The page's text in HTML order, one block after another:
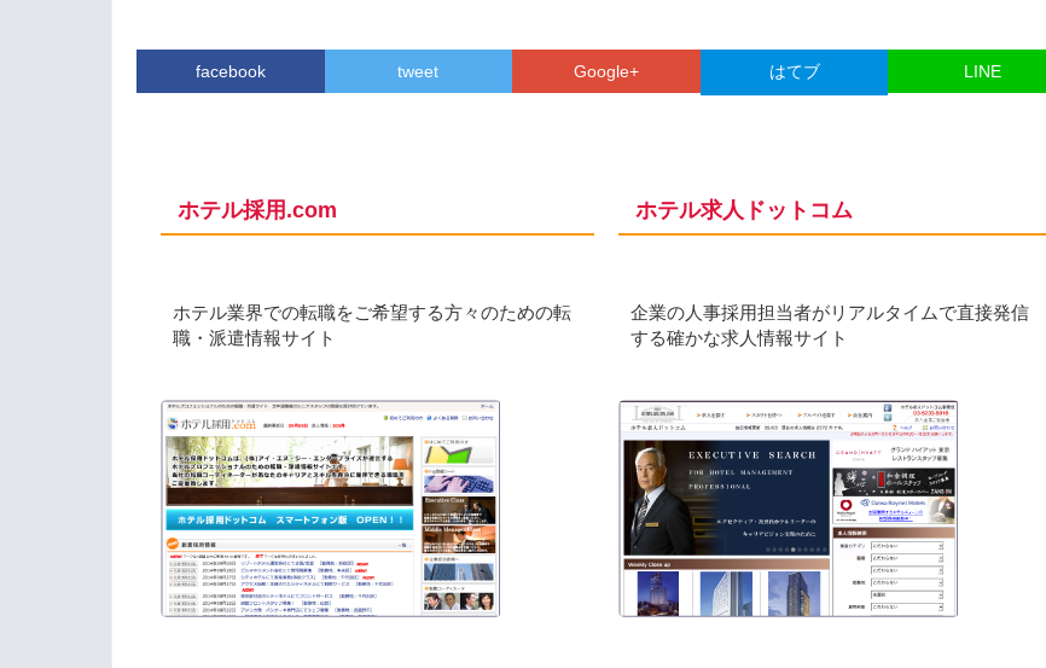
facebook tweet Google+ はてブ LINE
ホテル採用.com
ホテル業界での転職をご希望する方々のための転
職・派遣情報サイト
ホテル求人ドットコム
企業の人事採用担当者がリアルタイムで直接発信
する確かな求人情報サイト